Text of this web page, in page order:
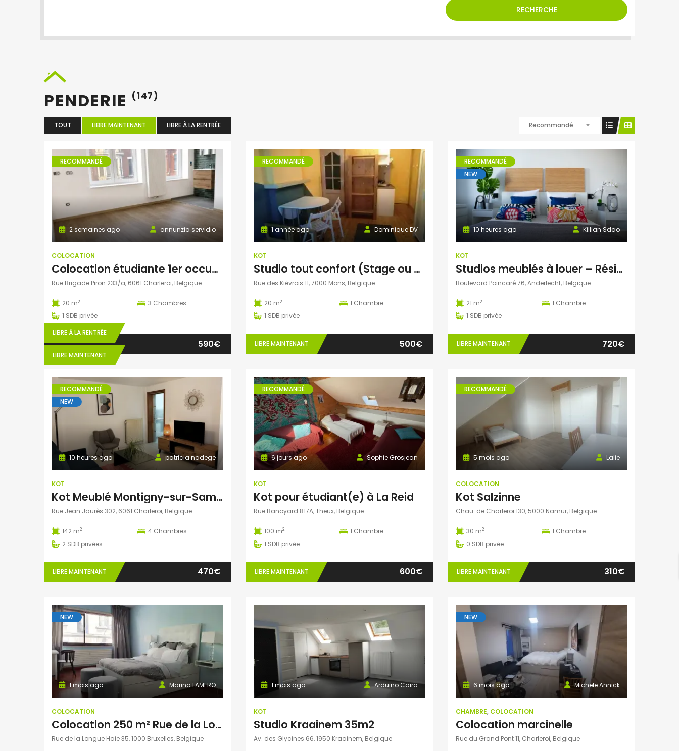
RECHERCHE
PENDERIE (147)
TOUT LIBRE MAINTENANT LIBRE À LA RENTRÉE Recommandé
RECOMMANDÉ
annunzia servidio
2 semaines ago
COLOCATION
Colocation étudiante 1er occupation
Rue Brigade Piron 233/a, 6061 Charleroi, Belgique
20 m2 3 Chambres
1 SDB privée
LIBRE À LA RENTRÉE
LIBRE MAINTENANT
590€
RECOMMANDÉ
Dominique DV
1 année ago
KOT
Studio tout confort (Stage ou courte durée possible)
Rue des Kiévrois 11, 7000 Mons, Belgique
20 m2 1 Chambre
1 SDB privée
LIBRE MAINTENANT 500€
RECOMMANDÉ
NEW
Killian Sdao
10 heures ago
KOT
Studios meublés à louer – Résidence Ustel – Boulevard Poincaré, 76 – Anderlecht – à partir de 720 € charges incluses
Boulevard Poincaré 76, Anderlecht, Belgique
21 m2 1 Chambre
1 SDB privée
LIBRE MAINTENANT 720€
RECOMMANDÉ
NEW
patricia nadege
10 heures ago
KOT
Kot Meublé Montigny-sur-Sambre
Rue Jean Jaurès 302, 6061 Charleroi, Belgique
142 m2 4 Chambres
2 SDB privées
LIBRE MAINTENANT 470€
RECOMMANDÉ
Sophie Grosjean
6 jours ago
KOT
Kot pour étudiant(e) à La Reid
Rue Banoyard 817A, Theux, Belgique
100 m2 1 Chambre
1 SDB privée
LIBRE MAINTENANT 600€
RECOMMANDÉ
Lalie
5 mois ago
COLOCATION
Kot Salzinne
Chau. de Charleroi 130, 5000 Namur, Belgique
30 m2 1 Chambre
0 SDB privée
LIBRE MAINTENANT 310€
NEW
Marina LAMERO
1 mois ago
COLOCATION
Colocation 250 m² Rue de la Longue Haie, Bruxelles, Belgique
Rue de la Longue Haie 35, 1000 Bruxelles, Belgique
Arduino Caira
1 mois ago
KOT
Studio Kraainem 35m2
Av. des Glycines 66, 1950 Kraainem, Belgique
NEW
Michele Annick
6 mois ago
CHAMBRE, COLOCATION
Colocation marcinelle
Rue du Grand Pont 11, Charleroi, Belgique